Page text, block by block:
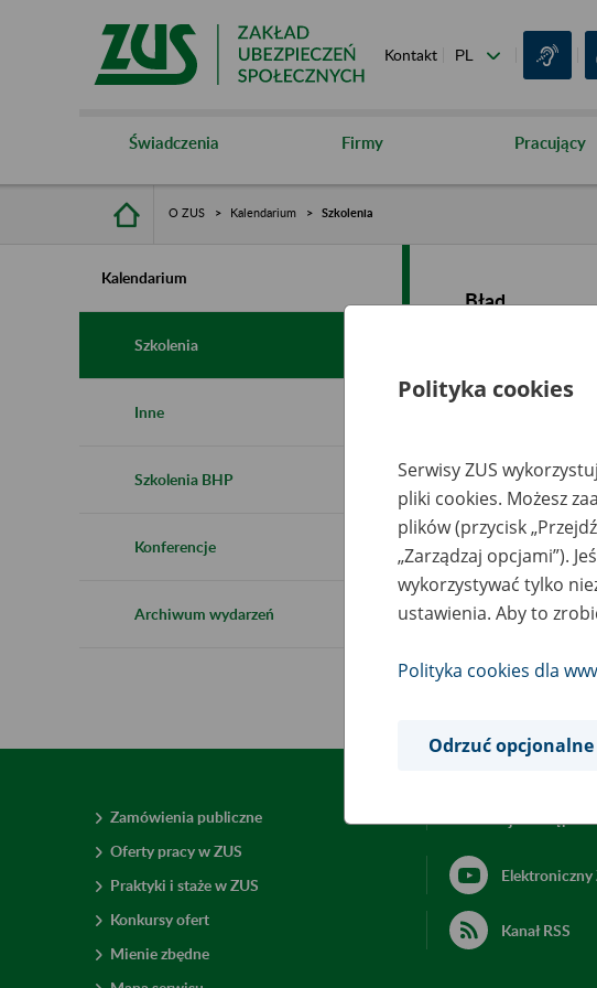
Kontakt
Świadczenia Firmy Pracujący
O ZUS Kalendarium Szkolenia
Kalendarium
Szkolenia
Inne
Szkolenia BHP
Konferencje
Archiwum wydarzeń
Błąd
Zamówienia publiczne
Oferty pracy w ZUS
Praktyki i staże w ZUS
Konkursy ofert
Mienie zbędne
Elektroniczny
Kanał RSS
Polityka cookies
Serwisy ZUS
pliki cookies. Możesz
plików (przycisk
„Zarządzaj opcjami”).
wykorzystywać tylko
ustawienia. Aby to
Polityka cookies dla
Odrzuć opcjonalne